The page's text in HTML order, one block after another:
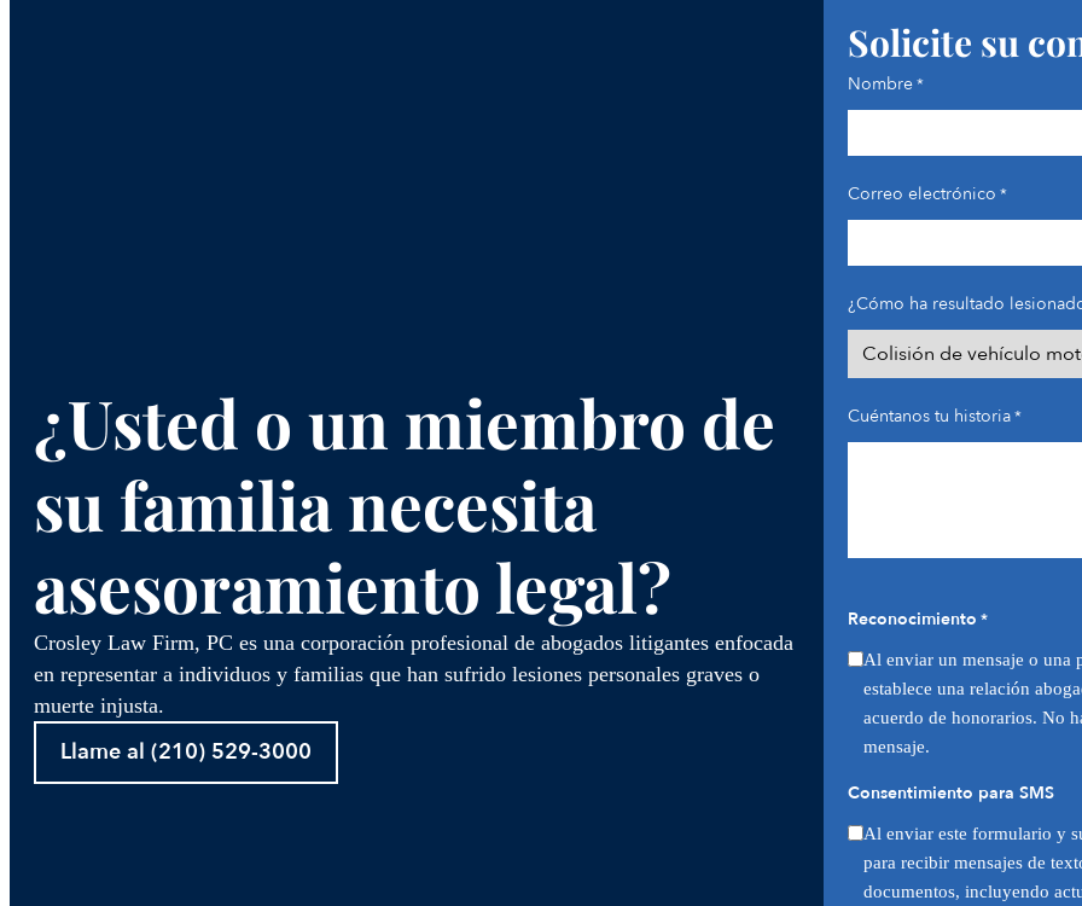
¿Usted o un miembro de
su familia necesita
asesoramiento legal?
Crosley Law Firm, PC es una corporación profesional de abogados litigantes enfocada
en representar a individuos y familias que han sufrido lesiones personales graves o
muerte injusta.
Llame al (210) 529-3000
Solicite su
Nombre*
Correo electrónico *
¿Cómo ha resultado
Cuéntanos tu historia*
Reconocimiento *
Al enviar un mensaje o una
establece una relación
acuerdo de honorarios. No
mensaje.
Consentimiento para SMS
Al enviar este formulario y
para recibir mensajes de
documentos, incluyendo